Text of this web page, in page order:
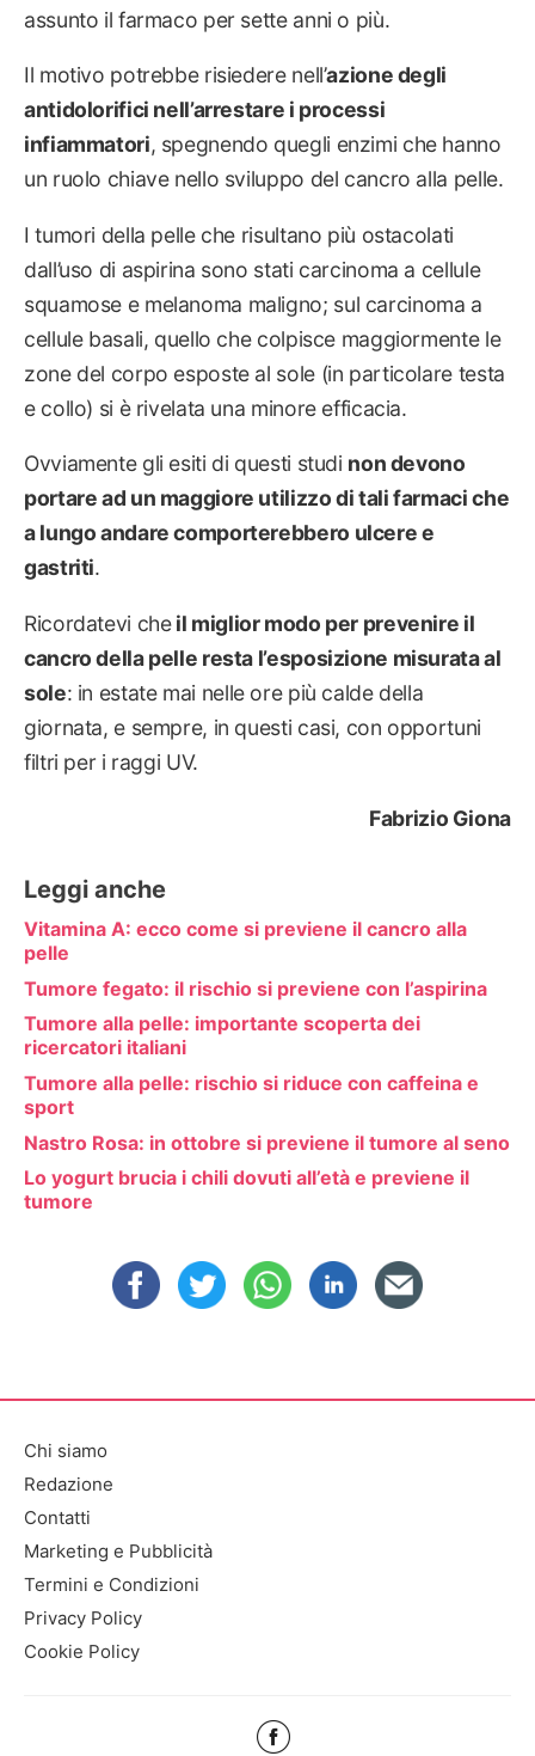
assunto il farmaco per sette anni o più.
Il motivo potrebbe risiedere nell’azione degli
antidolorifici nell’arrestare i processi
infiammatori, spegnendo quegli enzimi che hanno
un ruolo chiave nello sviluppo del cancro alla pelle.
I tumori della pelle che risultano più ostacolati
dall’uso di aspirina sono stati carcinoma a cellule
squamose e melanoma maligno; sul carcinoma a
cellule basali, quello che colpisce maggiormente le
zone del corpo esposte al sole (in particolare testa
e collo) si è rivelata una minore efficacia.
Ovviamente gli esiti di questi studi non devono
portare ad un maggiore utilizzo di tali farmaci che
a lungo andare comporterebbero ulcere e
gastriti.
Ricordatevi cheil miglior modo per prevenire il
cancro della pelle resta l’esposizione misurata al
sole: in estate mai nelle ore più calde della
giornata, e sempre, in questi casi, con opportuni
filtri per i raggi UV.
Fabrizio Giona
Leggi anche
Vitamina A: ecco come si previene il cancro alla
pelle
Tumore fegato: il rischio si previene con l’aspirina
Tumore alla pelle: importante scoperta dei
ricercatori italiani
Tumore alla pelle: rischio si riduce con caffeina e
sport
Nastro Rosa: in ottobre si previene il tumore al seno
Lo yogurt brucia i chili dovuti all’età e previene il
tumore
Chi siamo
Redazione
Contatti
Marketing e Pubblicità
Termini e Condizioni
Privacy Policy
Cookie Policy